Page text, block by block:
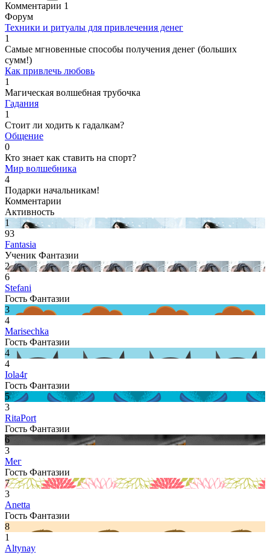
Комментарии 1
Форум
Техники и ритуалы для привлечения денег
1
Самые мгновенные способы получения денег (больших
сумм!)
Как привлечь любовь
1
Магическая волшебная трубочка
Гадания
1
Стоит ли ходить к гадалкам?
Общение
0
Кто знает как ставить на спорт?
Мир волшебника
4
Подарки начальникам!
Комментарии
Активность
1
93
Fantasia
Ученик Фантазии
2
6
Stefani
Гость Фантазии
3
4
Marisechka
Гость Фантазии
4
4
Iola4r
Гость Фантазии
5
3
RitaPort
Гость Фантазии
6
3
Мег
Гость Фантазии
7
3
Anetta
Гость Фантазии
8
1
Altynay